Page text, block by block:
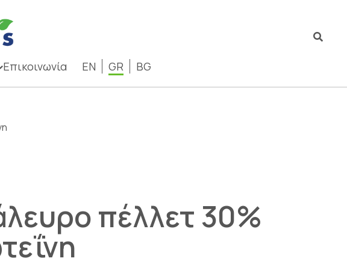
Επικοινωνία EN GR BG
πέλλετ 30%